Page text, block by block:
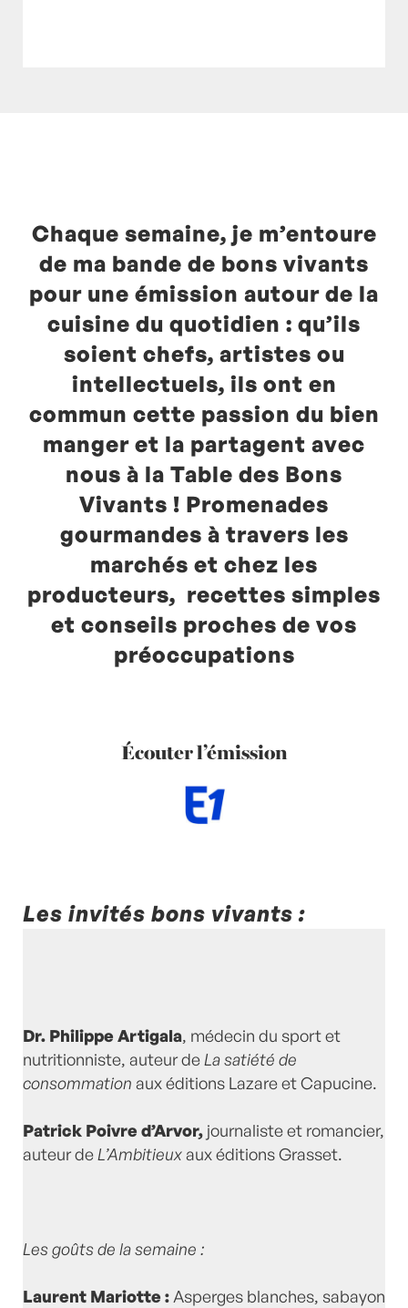
Chaque semaine, je m’entoure
de ma bande de bons vivants
pour une émission autour de la
cuisine du quotidien : qu’ils
soient chefs, artistes ou
intellectuels, ils ont en
commun cette passion du bien
manger et la partagent avec
nous à la Table des Bons
Vivants ! Promenades
gourmandes à travers les
marchés et chez les
producteurs, recettes simples
et conseils proches de vos
préoccupations
Écouter l’émission
Les invités bons vivants :
Dr. Philippe Artigala, médecin du sport et
nutritionniste, auteur de La satiété de
consommation aux éditions Lazare et Capucine.
Patrick Poivre d’Arvor, journaliste et romancier,
auteur de L’Ambitieuxaux éditions Grasset.
Les goûts de la semaine :
Laurent Mariotte : Asperges blanches, sabayon